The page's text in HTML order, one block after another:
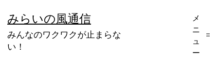
ン
テ
みらいの風通信
みんなのワクワクが止まらな
い！
メ
ニ
ュ
ー